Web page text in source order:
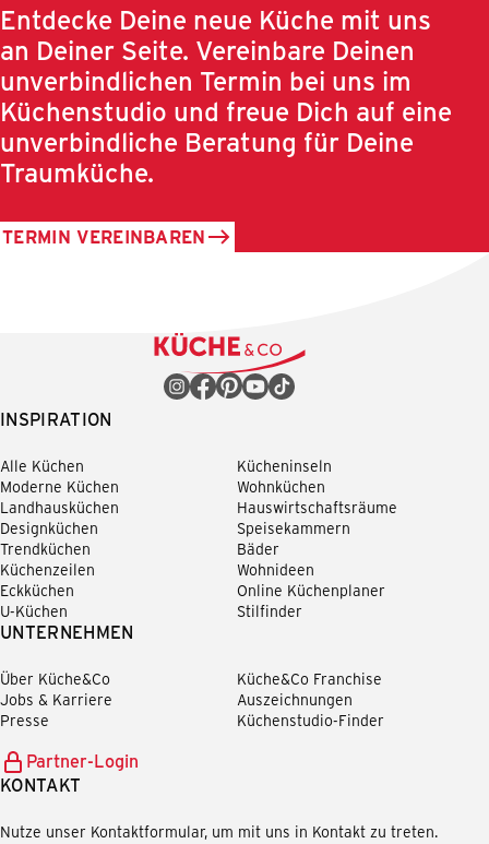
Entdecke Deine neue Küche mit uns
an Deiner Seite. Vereinbare Deinen
unverbindlichen Termin bei uns im
Küchenstudio und freue Dich auf eine
unverbindliche Beratung für Deine
Traumküche.
TERMIN VEREINBAREN
INSPIRATION
Alle Küchen
Moderne Küchen
Landhausküchen
Designküchen
Trendküchen
Küchenzeilen
Eckküchen
U-Küchen
Kücheninseln
Wohnküchen
Hauswirtschaftsräume
Speisekammern
Bäder
Wohnideen
Online Küchenplaner
Stilfinder
UNTERNEHMEN
Über Küche&Co
Jobs & Karriere
Presse
Küche&Co Franchise
Auszeichnungen
Küchenstudio-Finder
Partner-Login
KONTAKT
Nutze unser Kontaktformular, um mit uns in Kontakt zu treten.